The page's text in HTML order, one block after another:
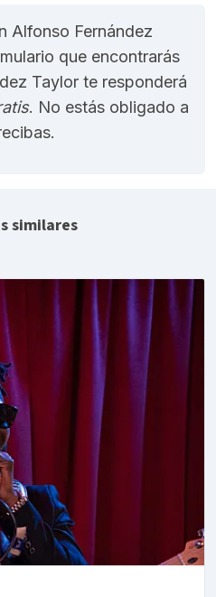
Alfonso Fernández
que encontrarás
Taylor te responderá
. No estás obligado a
similares